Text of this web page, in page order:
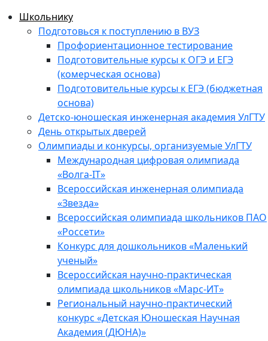
Школьнику
Подготовься к поступлению в ВУЗ
Профориентационное тестирование
Подготовительные курсы к ОГЭ и ЕГЭ
(комерческая основа)
Подготовительные курсы к ЕГЭ (бюджетная
основа)
Детско-юношеская инженерная академия УлГТУ
День открытых дверей
Олимпиады и конкурсы, организуемые УлГТУ
Международная цифровая олимпиада
«Волга-IT»
Всероссийская инженерная олимпиада
«Звезда»
Всероссийская олимпиада школьников ПАО
«Россети»
Конкурс для дошкольников «Маленький
ученый»
Всероссийская научно-практическая
олимпиада школьников «Марс-ИТ»
Региональный научно-практический
конкурс «Детская Юношеская Научная
Академия (ДЮНА)»